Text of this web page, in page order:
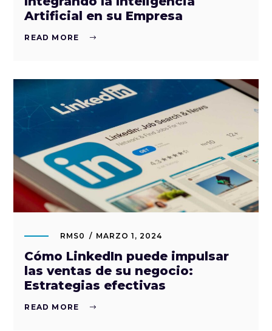
Artificial en su Empresa
READ MORE
RMS0 MARZO 1, 2024
Cómo LinkedIn puede impulsar
las ventas de su negocio:
Estrategias efectivas
READ MORE